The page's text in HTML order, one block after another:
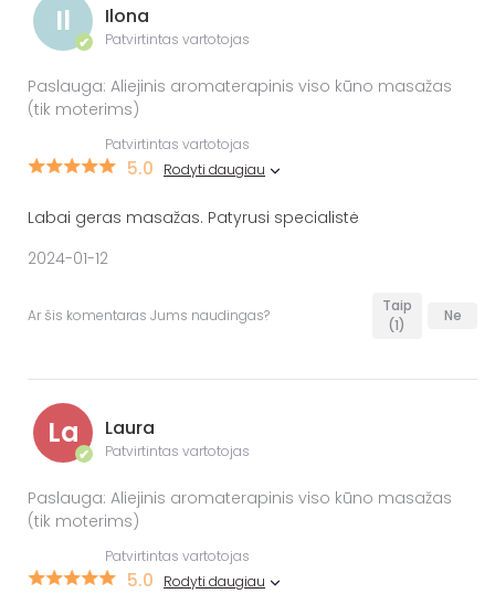
Il
✔
Ilona
Patvirtintas vartotojas
Paslauga: Aliejinis aromaterapinis viso kūno masažas
(tik moterims)
Patvirtintas vartotojas
5.0 Rodyti daugiau
Labai geras masažas. Patyrusi specialistė
2024-01-12
Ar šis komentaras Jums naudingas?
Taip
(1)
Ne
La
✔
Laura
Patvirtintas vartotojas
Paslauga: Aliejinis aromaterapinis viso kūno masažas
(tik moterims)
Patvirtintas vartotojas
5.0 Rodyti daugiau